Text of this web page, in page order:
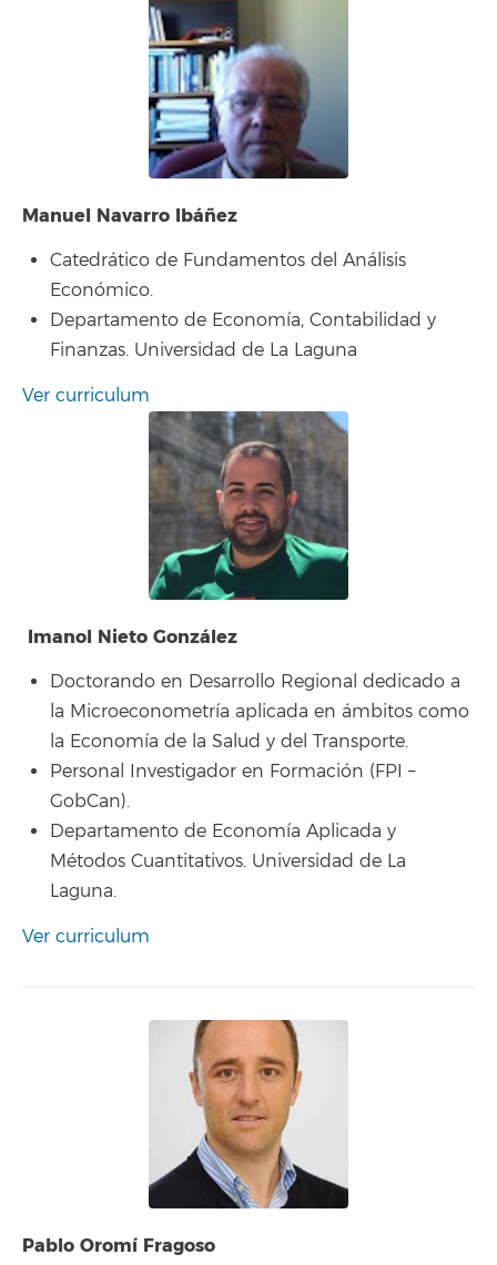
Manuel Navarro Ibáñez
Catedrático de Fundamentos del Análisis
Económico.
Departamento de Economía, Contabilidad y
Finanzas. Universidad de La Laguna
Ver curriculum
Imanol Nieto González
Doctorando en Desarrollo Regional dedicado a
la Microeconometría aplicada en ámbitos como
la Economía de la Salud y del Transporte.
Personal Investigador en Formación (FPI –
GobCan).
Departamento de Economía Aplicada y
Métodos Cuantitativos. Universidad de La
Laguna.
Ver curriculum
Pablo Oromí Fragoso